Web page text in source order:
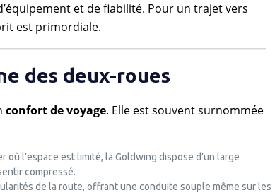
et de fiabilité. Pour un trajet vers
est primordiale.
des deux-roues
confort de voyage. Elle est souvent surnommée
où l’espace est limité, la Goldwing dispose d’un large
compressé.
de la route, offrant une conduite souple même sur les